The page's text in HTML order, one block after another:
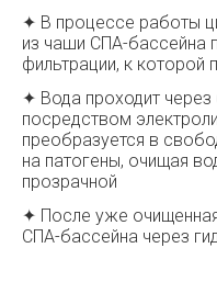
✦ В процессе работы
из чаши СПА-бассейна
фильтрации, к которой
✦ Вода проходит
посредством
преобразуется в
на патогены, очищая
прозрачной
✦ После уже
СПА-бассейна через